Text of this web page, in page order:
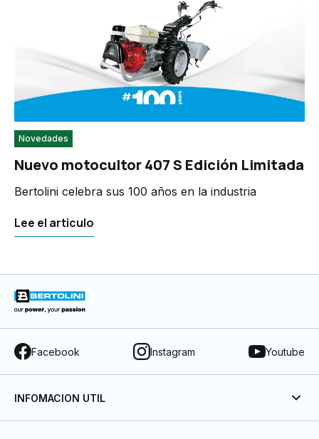
Novedades
Nuevo motocultor 407 S Edición Limitada
Bertolini celebra sus 100 años en la industria
Lee el articulo
Facebook Instagram Youtube
INFOMACION UTIL